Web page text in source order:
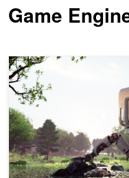
Game
유연하고 강력한 레이 트